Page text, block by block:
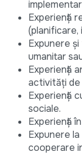
Experiență
(planificare,
Expunere
umanitar
Experiență
activități de
Experiență
sociale.
Experiență
Expunere
cooperare